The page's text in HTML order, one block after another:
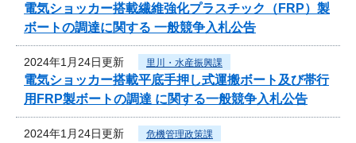
電気ショッカー搭載繊維強化プラスチック（FRP）製
ボートの調達に関する 一般競争入札公告
2024年1月24日更新 里川・水産振興課
電気ショッカー搭載平底手押し式運搬ボート及び帯行
用FRP製ボートの調達 に関する一般競争入札公告
2024年1月24日更新 危機管理政策課